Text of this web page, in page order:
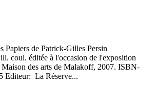
Papiers de Patrick-Gilles Persin
coul. éditée à l'occasion de l'exposition
des arts de Malakoff, 2007. ISBN-
Editeur: La Réserve...